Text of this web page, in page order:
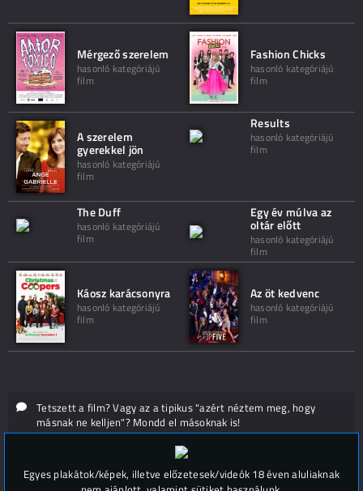
Mérgező szerelem
hasonló kategóriájú
film
Fashion Chicks
hasonló kategóriájú
film
A szerelem
gyerekkel jön
hasonló kategóriájú
film
Results
hasonló kategóriájú
film
The Duff
hasonló kategóriájú
film
Egy év múlva az
oltár előtt
hasonló kategóriájú
film
Káosz karácsonyra
hasonló kategóriájú
film
Az öt kedvenc
hasonló kategóriájú
film
Tetszett a film? Vagy az a tipikus "azért néztem meg, hogy
másnak ne kelljen"? Mondd el másoknak is!
Hozzászólások (
Egyes plakátok/képek, illetve előzetesek/videók 18 éven aluliaknak